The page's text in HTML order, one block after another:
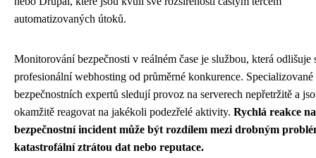
automatizovaných útoků.
Monitorování bezpečnosti v reálném čase je službou, která odlišuje
profesionální webhosting od průměrné konkurence.
bezpečnostních expertů sledují provoz na serverech nepřetržitě a
okamžitě reagovat na jakékoli podezřelé aktivity. Rychlá reakce na
bezpečnostní incident může být rozdílem mezi drobným
katastrofální ztrátou dat nebo reputace.